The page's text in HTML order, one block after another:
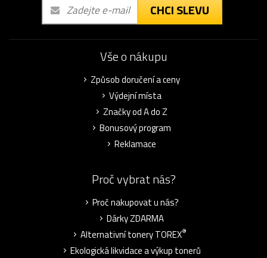
CHCI SLEVU
Vše o nákupu
Způsob doručení a ceny
Výdejní místa
Značky od A do Z
Bonusový program
Reklamace
Proč vybrat nás?
Proč nakupovat u nás?
Dárky ZDARMA
Alternativní tonery TOREX®
Ekologická likvidace a výkup tonerů